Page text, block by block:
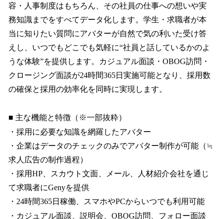
容・人事制度はもちろん、その社員の仕事への想いや実
務知識までをすべてデータ化します。学生・求職者が本
当に知りたい質問にアバターが自然で気の利いた受け答
えし、いつでもどこでも気軽に“社員と話しているかのよ
うな体験”を提供します。カジュアル面談・OBOG訪問・
クロージング面談が24時間365日実施可能となり、採用数
の確保と採用の効率化を同時に実現します。
■ 主な機能と特徴（※一部抜粋）
・採用に必要な知識を網羅したアバター
・企業はデータのチェックのみでアバター制作が可能（≒
求人広告の制作過程）
・採用HP、スカウト文面、メール、人材紹介会社を通じ
て求職者にGenyを提供
・24時間365日稼働、スマホやPCからいつでも利用可能
・カジュアル面談、説明会、OBOG訪問、フォロー面談